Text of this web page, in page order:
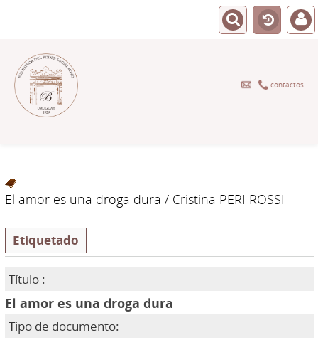
contactos
El amor es una droga dura / Cristina PERI ROSSI
Etiquetado
Título :
El amor es una droga dura
Tipo de documento: